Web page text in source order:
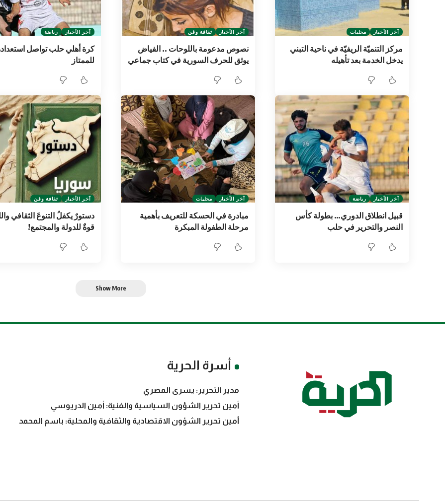
آخر الأخبار محليات
مركز التنميّة الريفيّة في ناحية التبني
يدخل الخدمة بعد تأهيله
آخر الأخبار ثقافة وفن
نصوص مدعومة باللوحات .. الفياض
يوثق للحرف السورية في كتاب جماعي
آخر الأخبار رياضة
كرة أهلي حلب تواصل
للممتاز
آخر الأخبار رياضة
قبيل انطلاق الدوري… بطولة كأس
النصر والتحرير في حلب
آخر الأخبار محليات
مبادرة في الحسكة للتعريف بأهمية
مرحلة الطفولة المبكرة
آخر الأخبار ثقافة وفن
دستورٌ يكفلُ التنوعَ الثقافي
قوةٌ للدولة والمجتمع!
Show More
أسرة الحرية
مدير التحرير: يسرى المصري
أمين تحرير الشؤون السياسية والفنية: أمين الدريوسي
أمين تحرير الشؤون الاقتصادية والثقافية والمحلية: باسم المحمد